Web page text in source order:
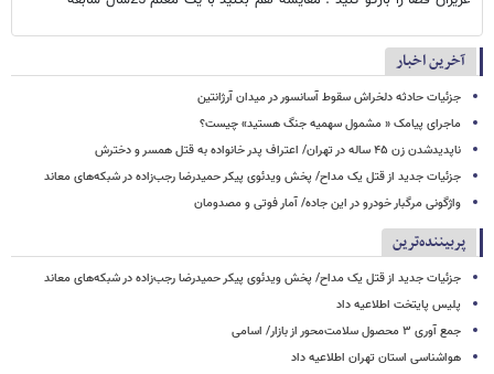
آخرین اخبار
جزئیات حادثه دلخراش سقوط آسانسور در میدان آرژانتین
ماجرای پیامک « مشمول سهمیه جنگ هستید» چیست؟
ناپدیدشدن زن ۴۵ ساله در تهران/ اعتراف پدر خانواده به قتل همسر و دخترش
جزئیات جدید از قتل یک مداح/ پخش ویدئوی پیکر حمیدرضا رجب‌زاده در شبکه‌های معاند
واژگونی مرگبار خودرو در این جاده/ آمار فوتی و مصدومان
پربیننده‌ترین
جزئیات جدید از قتل یک مداح/ پخش ویدئوی پیکر حمیدرضا رجب‌زاده در شبکه‌های معاند
پلیس پایتخت اطلاعیه داد
جمع آوری ۳ محصول سلامت‌محور از بازار/ اسامی
هواشناسی استان تهران اطلاعیه داد